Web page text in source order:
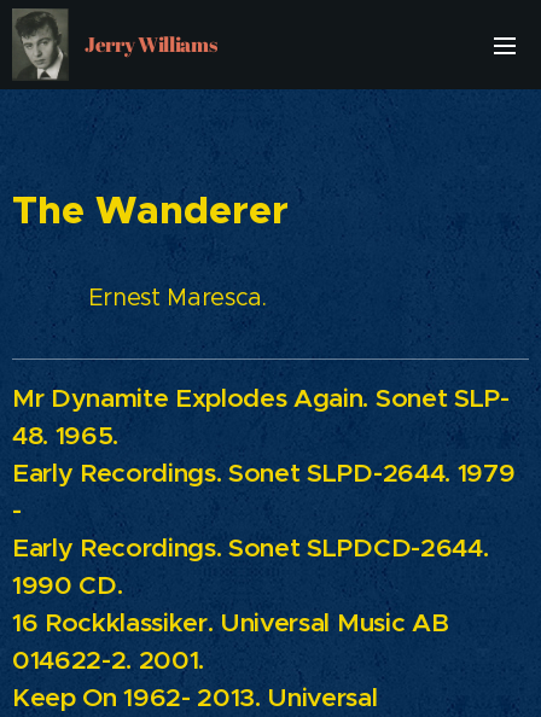
Jerry Williams
The Wanderer
Ernest Maresca.
Mr Dynamite Explodes Again. Sonet SLP-
48. 1965.
Early Recordings.Sonet SLPD-2644. 1979
-
Early Recordings.Sonet SLPDCD-2644.
1990 CD.
16 Rockklassiker. Universal Music AB
014622-2. 2001.
Keep On 1962- 2013. Universal